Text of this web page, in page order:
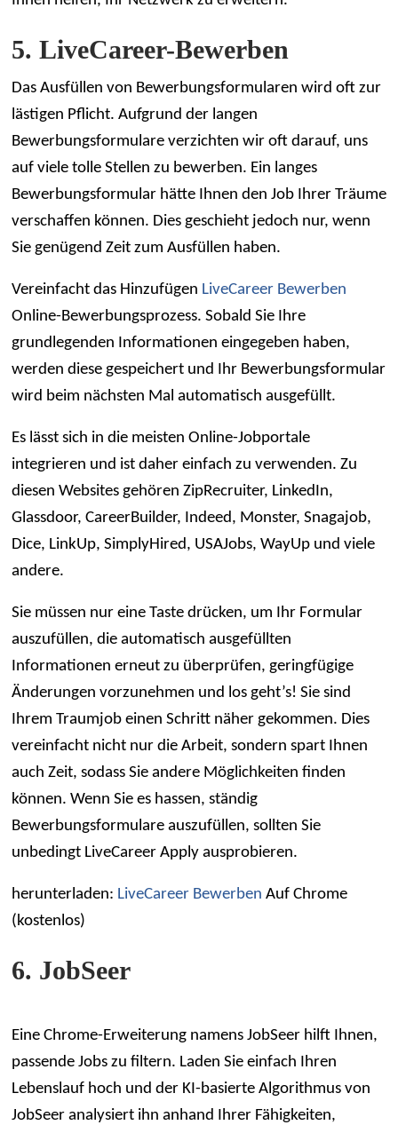
5. LiveCareer-Bewerben
Das Ausfüllen von Bewerbungsformularen wird oft zur
lästigen Pflicht. Aufgrund der langen
Bewerbungsformulare verzichten wir oft darauf, uns
auf viele tolle Stellen zu bewerben. Ein langes
Bewerbungsformular hätte Ihnen den Job Ihrer Träume
verschaffen können. Dies geschieht jedoch nur, wenn
Sie genügend Zeit zum Ausfüllen haben.
Vereinfacht das Hinzufügen LiveCareer Bewerben
Online-Bewerbungsprozess. Sobald Sie Ihre
grundlegenden Informationen eingegeben haben,
werden diese gespeichert und Ihr Bewerbungsformular
wird beim nächsten Mal automatisch ausgefüllt.
Es lässt sich in die meisten Online-Jobportale
integrieren und ist daher einfach zu verwenden. Zu
diesen Websites gehören ZipRecruiter, LinkedIn,
Glassdoor, CareerBuilder, Indeed, Monster, Snagajob,
Dice, LinkUp, SimplyHired, USAJobs, WayUp und viele
andere.
Sie müssen nur eine Taste drücken, um Ihr Formular
auszufüllen, die automatisch ausgefüllten
Informationen erneut zu überprüfen, geringfügige
Änderungen vorzunehmen und los geht’s! Sie sind
Ihrem Traumjob einen Schritt näher gekommen. Dies
vereinfacht nicht nur die Arbeit, sondern spart Ihnen
auch Zeit, sodass Sie andere Möglichkeiten finden
können. Wenn Sie es hassen, ständig
Bewerbungsformulare auszufüllen, sollten Sie
unbedingt LiveCareer Apply ausprobieren.
herunterladen: LiveCareer Bewerben Auf Chrome
(kostenlos)
6. JobSeer
Eine Chrome-Erweiterung namens JobSeer hilft Ihnen,
passende Jobs zu filtern. Laden Sie einfach Ihren
Lebenslauf hoch und der KI-basierte Algorithmus von
JobSeer analysiert ihn anhand Ihrer Fähigkeiten,